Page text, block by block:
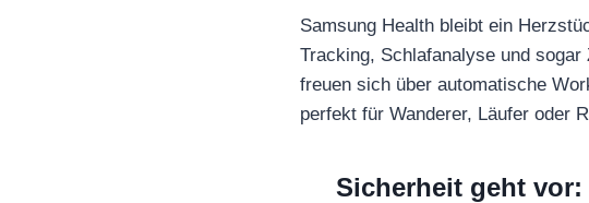
Samsung Health bleibt ein
Tracking, Schlafanalyse und
freuen sich über automatische
perfekt für Wanderer, Läufer oder
Sicherheit geht